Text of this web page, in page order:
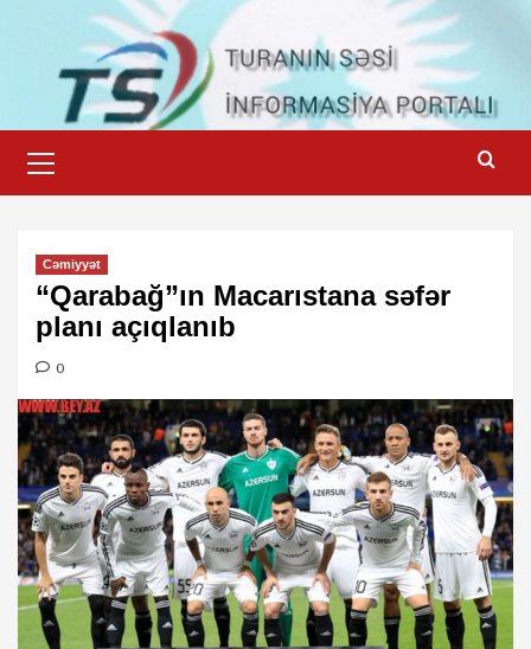
content
Menu
Cəmiyyət
“Qarabağ”ın Macarıstana səfər
planı açıqlanıb
0